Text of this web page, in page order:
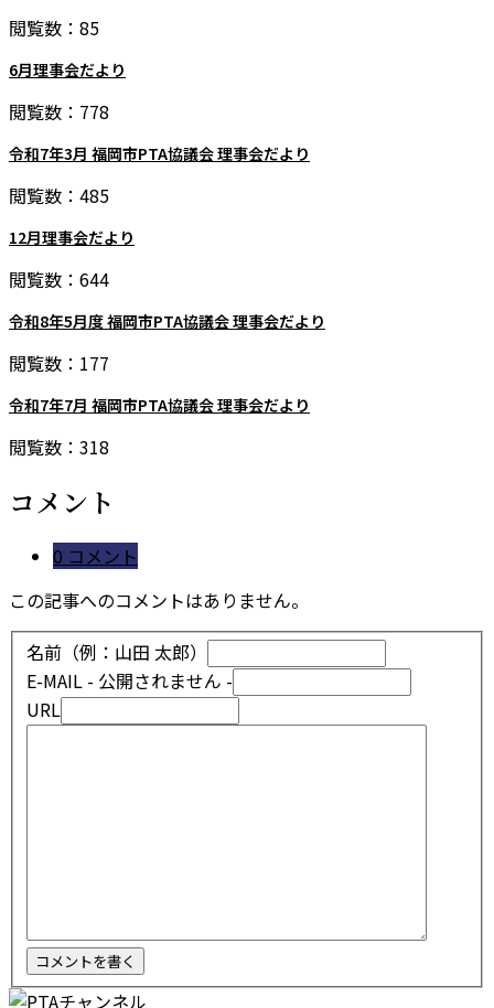
閲覧数：85
6月理事会だより
閲覧数：778
令和7年3月 福岡市PTA協議会 理事会だより
閲覧数：485
12月理事会だより
閲覧数：644
令和8年5月度 福岡市PTA協議会 理事会だより
閲覧数：177
令和7年7月 福岡市PTA協議会 理事会だより
閲覧数：318
コメント
0 コメント
この記事へのコメントはありません。
名前（例：山田 太郎）
E-MAIL - 公開されません -
URL